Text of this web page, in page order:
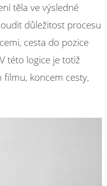
těla ve výsledné
důležitost procesu
cesta do pozice
této logice je totiž
koncem cesty,